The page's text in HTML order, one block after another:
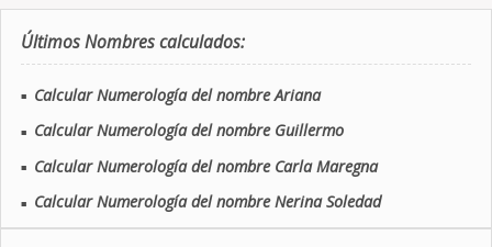
Últimos Nombres calculados:
■ Calcular Numerología del nombre Ariana
■ Calcular Numerología del nombre Guillermo
■ Calcular Numerología del nombre Carla Maregna
■ Calcular Numerología del nombre Nerina Soledad